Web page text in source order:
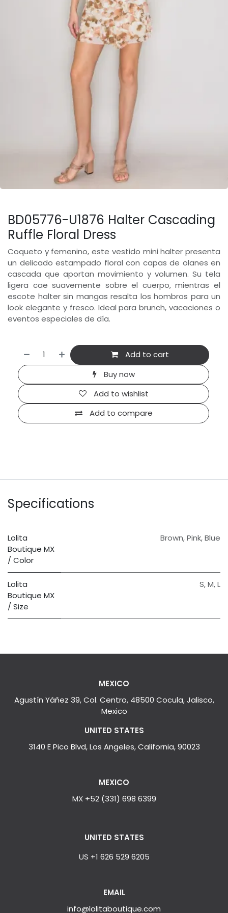
BD05776-U1876 Halter Cascading
Ruffle Floral Dress
Coqueto y femenino, este vestido mini halter presenta
un delicado estampado floral con capas de olanes en
cascada que aportan movimiento y volumen. Su tela
ligera cae suavemente sobre el cuerpo, mientras el
escote halter sin mangas resalta los hombros para un
look elegante y fresco. Ideal para brunch, vacaciones o
eventos especiales de día.
Add to cart
Buy now
Add to compare
Add to wishlist
Specifications
Lolita
Boutique MX
/ Color
Brown,Pink,Blue
Lolita
Boutique MX
/ Size
S,M,L
MEXICO
Agustín Yáñez 39, Col. Centro, 48500 Cocula, Jalisco,
Mexico
UNITED STATES
3140 E Pico Blvd, Los Angeles, California, 90023
MEXICO
MX +52 (331) 698 6399
UNITED STATES
US +1 626 529 6205
EMAIL
info@lolitaboutique.com